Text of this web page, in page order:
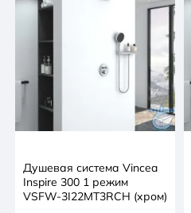
Душевая система Vincea
Inspire 300 1 режим
VSFW-3I22MT3RCH (хром)